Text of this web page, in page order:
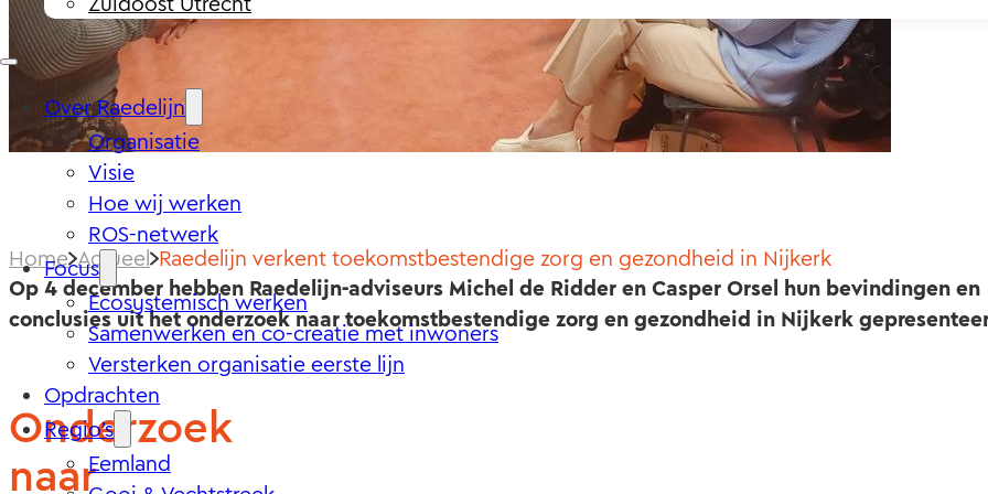
Over Raedelijn
Organisatie
Visie
Hoe wij werken
ROS-netwerk
Focus
Ecosystemisch werken
Samenwerken en co-creatie met inwoners
Versterken organisatie eerste lijn
Opdrachten
Regio’s
Eemland
Home Actueel Raedelijn verkent toekomstbestendige zorg en gezondheid in Nijkerk
Op 4 december hebben Raedelijn-adviseurs Michel de Ridder en Casper Orsel hun bevindingen en
conclusies uit het onderzoek naar toekomstbestendige zorg en gezondheid in Nijkerk
Onderzoek
naar